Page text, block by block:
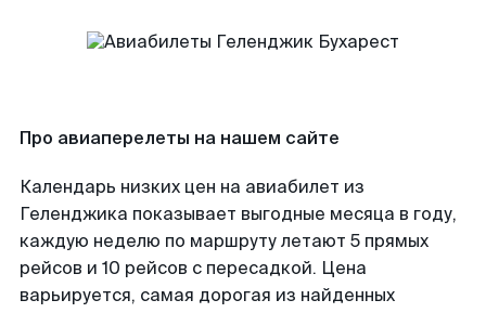
Про авиаперелеты на нашем сайте
Календарь низких цен на авиабилет из
Геленджика показывает выгодные месяца в году,
каждую неделю по маршруту летают 5 прямых
рейсов и 10 рейсов с пересадкой. Цена
варьируется, самая дорогая из найденных